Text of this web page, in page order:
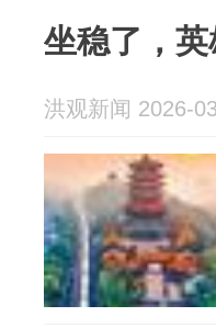
坐稳了，
洪观新闻 2026-